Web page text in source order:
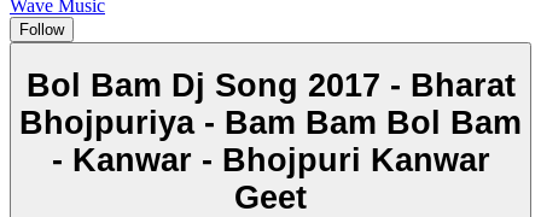
Wave Music
Follow
Bol Bam Dj Song 2017 - Bharat
Bhojpuriya - Bam Bam Bol Bam
- Kanwar - Bhojpuri Kanwar
Geet